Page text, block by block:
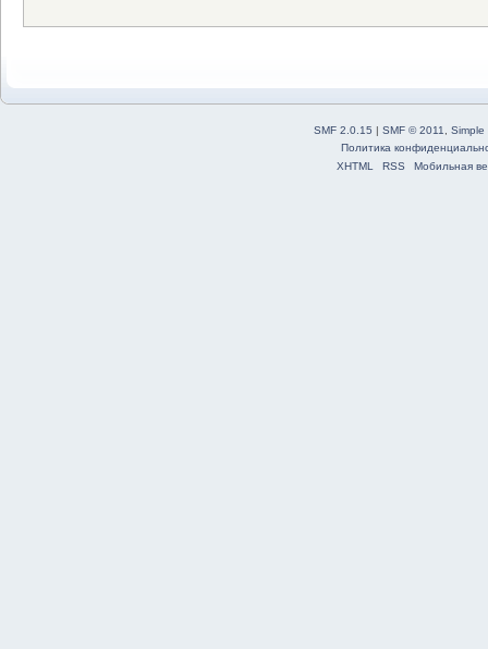
SMF 2.0.15 | SMF © 2011
Simple
Политика
XHTML
RSS Мобильная